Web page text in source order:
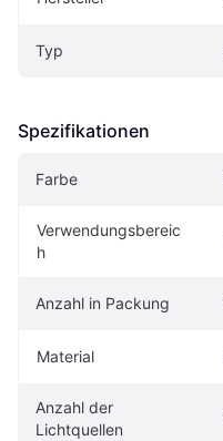
Typ
Spezifikationen
Farbe
Verwendungsbereic
h
Anzahl in Packung
Material
Anzahl der
Lichtquellen